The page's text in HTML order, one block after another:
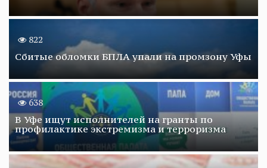
822
Сбитые обломки БПЛА упали на промзону Уфы
638
В Уфе ищут исполнителей на гранты по
профилактике экстремизма и терроризма